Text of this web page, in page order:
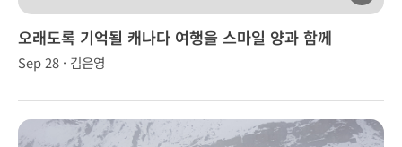
오래도록 기억될 캐나다 여행을 스마일 양과 함께
Sep 28 · 김은영